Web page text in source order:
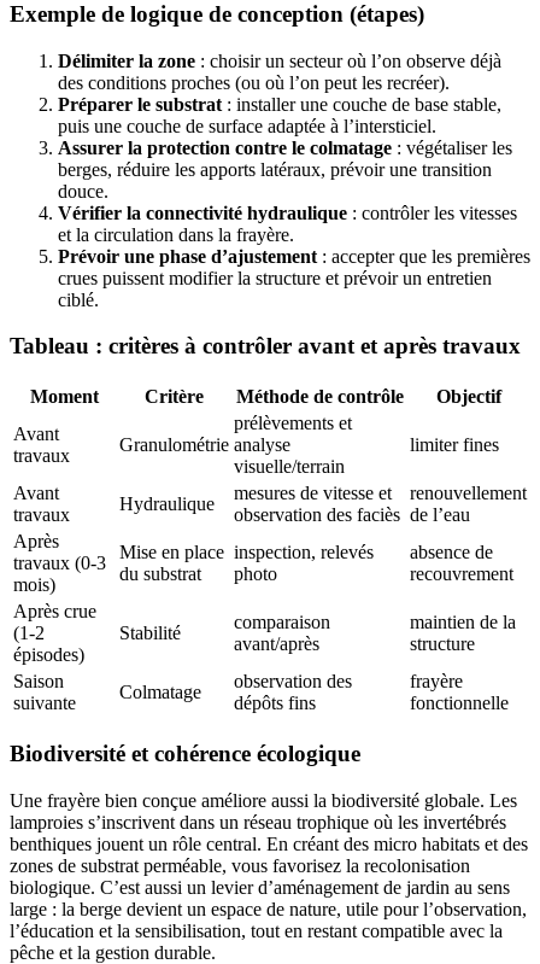
Exemple de logique de conception (étapes)
Délimiter la zone : choisir un secteur où l’on observe déjà
des conditions proches (ou où l’on peut les recréer).
Préparer le substrat : installer une couche de base stable,
puis une couche de surface adaptée à l’intersticiel.
Assurer la protection contre le colmatage : végétaliser les
berges, réduire les apports latéraux, prévoir une transition
douce.
Vérifier la connectivité hydraulique : contrôler les vitesses
et la circulation dans la frayère.
Prévoir une phase d’ajustement : accepter que les premières
crues puissent modifier la structure et prévoir un entretien
ciblé.
Tableau : critères à contrôler avant et après travaux
Moment Critère Méthode de contrôle
Objectif
Avant
travaux
Granulométrie
prélèvements et
analyse
visuelle/terrain
limiter fines
Avant
travaux
Hydraulique
mesures de vitesse et
observation des faciès
renouvellement
de l’eau
Après
travaux (0-3
mois)
Mise en place
du substrat
inspection, relevés
photo
absence de
recouvrement
Après crue
(1-2
épisodes)
Stabilité
comparaison
avant/après
maintien de la
structure
Saison
suivante
Colmatage
observation des
dépôts fins
frayère
fonctionnelle
Biodiversité et cohérence écologique
Une frayère bien conçue améliore aussi la biodiversité globale. Les
lamproies s’inscrivent dans un réseau trophique où les invertébrés
benthiques jouent un rôle central. En créant des micro habitats et des
zones de substrat perméable, vous favorisez la recolonisation
biologique. C’est aussi un levier d’aménagement de jardin au sens
large : la berge devient un espace de nature, utile pour l’observation,
l’éducation et la sensibilisation, tout en restant compatible avec la
pêche et la gestion durable.